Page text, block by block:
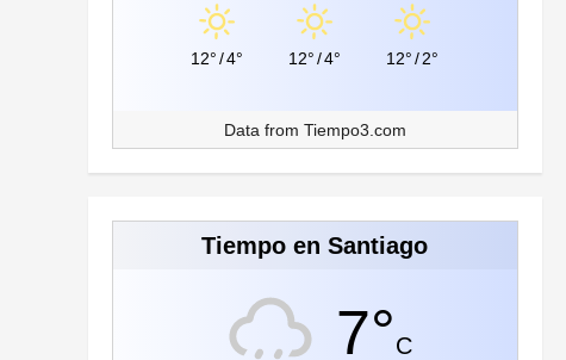
12° /4° 12° /4° 12° /2°
Data from Tiempo3.com
Tiempo en Santiago
7°C